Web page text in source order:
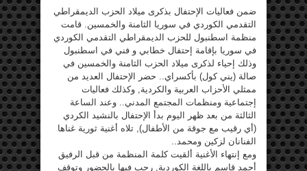
ضمن فعاليات الإحتفال بذكرى ميلاد الحزب الديمقراطي
التقدمي الكوردي في سوريا الثامنة والخمسين. قامت
منظمة اسطنبول للحزب الديمقراطي التقدمي الكوردي
في سوريا بإقامة إحتفال خطابي و فني في اسطنبول
وذلك إحياء لذكرى ميلاد الحزب الثامنة والخمسين في
صالة (يني كول) بأكسراي.. حضر الإحتفال العديد من
ممثلي الأحزاب العربية والكردية, وكذلك فعاليات
إجتماعية ومنظمات المجتمع المدني.. وعند الساعة
الثالثة من بعد ظهر اليوم بدأ الإحتفال بالنشيد الكردي
(أي رقيب مع جوقة من الأطفال), تلاه أغنية ثورية غناها
الفنانان لزكين ومحمد..
ومع إنتهاء الأغنية ألقيت كلمة المنظمة من قبل الرفيق
أحمد قاسم باللغة الكوردية, رحب فيها بالحضور وتوقف